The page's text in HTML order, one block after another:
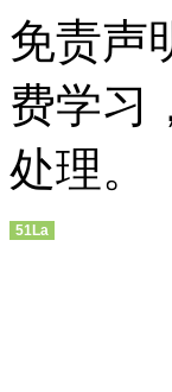
免责声
费学习
处理。
51La